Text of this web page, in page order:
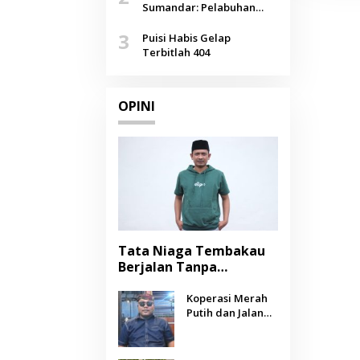
Agustus
Sumandar: Pelabuhan
Selendang Benang Merah
Lombang
3
Puisi Habis Gelap
Terbitlah 404
OPINI
Tata Niaga Tembakau
Berjalan Tanpa
Negara Berpihak
kepada Petani?
Koperasi Merah
Putih dan Jalan